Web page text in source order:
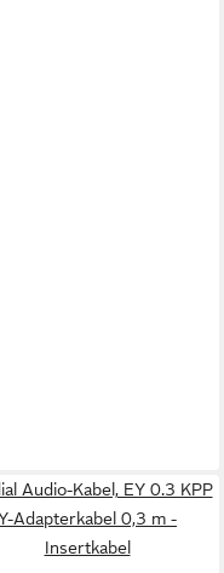
Audio-Kabel, EY 0.3 KPP
Adapterkabel 0,3 m -
Insertkabel